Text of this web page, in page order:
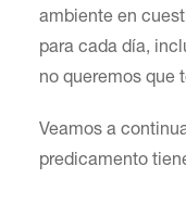
ambiente en
para cada día,
no queremos que
Veamos a
predicamento